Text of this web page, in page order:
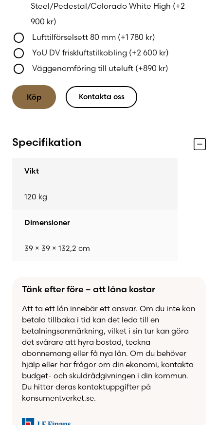
YoU Steel är valet för dig som söker en
designkamin med stor eldbild, hög funktionalitet
och modern karaktär – där varje detalj är
genomtänkt för både komfort och stil.
Steel/Pedestal/Colorado White High (+2
900 kr)
Lufttilförselsett 80 mm (+1 780 kr)
YoU DV friskluftstilkobling (+2 600 kr)
Väggenomföring till uteluft (+890 kr)
Köp Kontakta oss
Specifikation
Vikt
120 kg
Dimensioner
39 × 39 × 132,2 cm
Tänk efter före – att låna kostar
Att ta ett lån innebär ett ansvar. Om du inte kan
betala tillbaka i tid kan det leda till en
betalningsanmärkning, vilket i sin tur kan göra
det svårare att hyra bostad, teckna
abonnemang eller få nya lån. Om du behöver
hjälp eller har frågor om din ekonomi, kontakta
budget- och skuldrådgivningen i din kommun.
Du hittar deras kontaktuppgifter på
konsumentverket.se.